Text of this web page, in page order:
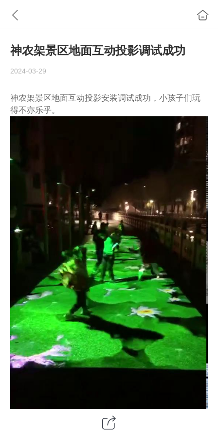
神农架景区地面互动投影调试成功
2024-03-29
神农架景区地面互动投影安装调试成功，小孩子们玩
得不亦乐乎。